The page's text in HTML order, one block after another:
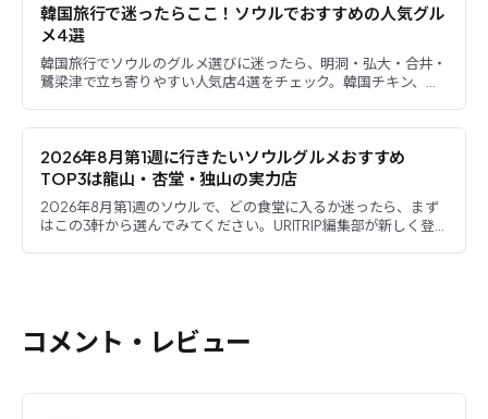
韓国旅行で迷ったらここ！ソウルでおすすめの人気グル
メ4選
韓国旅行でソウルのグルメ選びに迷ったら、明洞・弘大・合井・
鷺梁津で立ち寄りやすい人気店4選をチェック。韓国チキン、辛
2026年8月第1週に行きたいソウルグルメおすすめ
TOP3は龍山・杏堂・独山の実力店
2026年8月第1週のソウルで、どの食堂に入るか迷ったら、まず
はこの3軒から選んでみてください。URITRIP編集部が新しく登
コメント・レビュー